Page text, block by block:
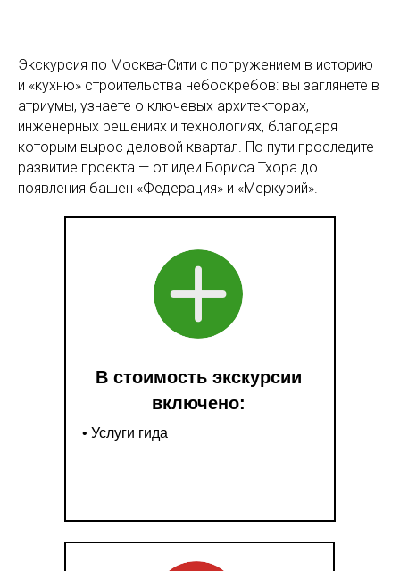
Экскурсия по Москва-Сити с погружением в историю
и «кухню» строительства небоскрёбов: вы заглянете в
атриумы, узнаете о ключевых архитекторах,
инженерных решениях и технологиях, благодаря
которым вырос деловой квартал. По пути проследите
развитие проекта — от идеи Бориса Тхора до
появления башен «Федерация» и «Меркурий».
• Услуги гида
В стоимость экскурсии
включено: